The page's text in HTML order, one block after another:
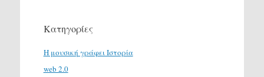
Κατηγορίες
H μουσική γράφει Ιστορία
web 2.0